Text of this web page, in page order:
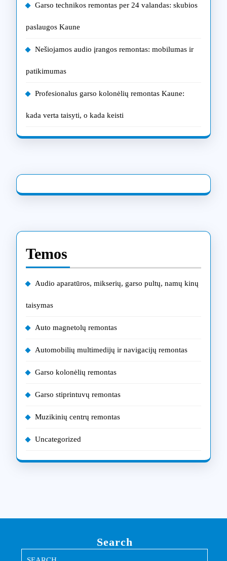
Garso technikos remontas per 24 valandas: skubios
paslaugos Kaune
Nešiojamos audio įrangos remontas: mobilumas ir
patikimumas
Profesionalus garso kolonėlių remontas Kaune:
kada verta taisyti, o kada keisti
Temos
Audio aparatūros, mikserių, garso pultų, namų kinų
taisymas
Auto magnetolų remontas
Automobilių multimedijų ir navigacijų remontas
Garso kolonėlių remontas
Garso stiprintuvų remontas
Muzikinių centrų remontas
Uncategorized
Search